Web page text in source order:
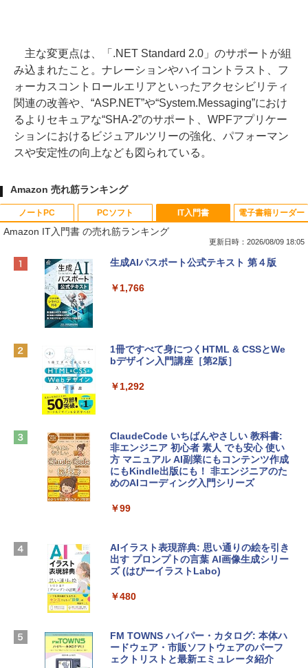
主な変更点は、「.NET Standard 2.0」のサポートが組
み込まれたこと。ナレーションやハイコントラスト、フ
ォーカスコントロールエリアといったアクセシビリティ
関連の改善や、“ASP.NET”や“System.Messaging”におけ
るよりセキュアな“SHA-2”のサポート、WPFアプリケー
ションにおけるビジュアルツリーの強化、パフォーマン
スや安定性の向上なども図られている。
Amazon 売れ筋ランキング
ノートPC
Apple 2026 MacBook Neo A18 Proチッ
e Intelligenceのために設計、Liquid Ret
￥113,748
tomtoc 360°保護 15.6 16インチ パソコ
￥2,952
Apple 2026 MacBook Air M5チップ搭載
13インチノートブック：AIとApple Intell
スプレイ、16GBユニファイドメモリ、1
D - ミッドナイト
￥278,800
SSD インテル Core 5
￥129,800
PCソフト
Robloxギフトカード - 800 Robux 【限
インゲームコード】 ロブロックス | オン
Robloxギフトカード - 1000 Robux 【限
インゲームコード】 ロブロックス |オン
Robloxギフトカード - 2,000 Robux 【限
定バーチャルアイテムを含む】 【オンラ
インゲームコード】 ロブロックス | オン
Microsoft Office Home & Business 202
4(最新 永続版)|オンラインコード版|Wind
Windows版 | Minecraft (マインクラフ
ト): Java & Bedrock Edition | オンライ
IT入門書
Amazon IT入門書 の売れ筋ランキング
更新日時：2026/08/09 18:05
生成AIパスポート公式テキスト 第４版
￥1,766
1冊ですべて身につくHTML & CSSとWe
bデザイン入門講座［第2版］
￥1,292
ClaudeCode いちばんやさしい 教科書:
非エンジニア 初心者 素人 でも安心 使い
方 マニュアル AI副業にもコンテンツ作成
にもKindle出版にも！ 非エンジニアのた
めのAIコーディング入門シリーズ
￥99
AIイラスト表現辞典: 思い通りの絵を引き
出す プロンプトの言葉 AI画像生成シリー
ズ (はぴーイラストLabo)
￥480
FM TOWNS ハイパー・カタログ: 本体ハ
ードウェア・市販ソフトウェアのパーフ
ェクトリストと最新エミュレータ紹介
電子書籍リーダー